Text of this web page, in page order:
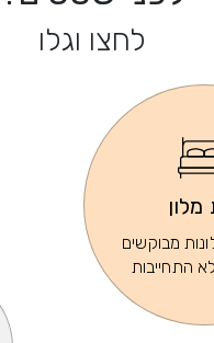
לחצו וגלו
מלון
מבוקשים
התחייבות